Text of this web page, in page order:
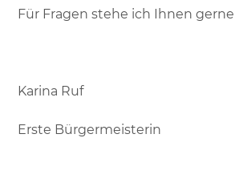
Für Fragen stehe ich Ihnen
Karina Ruf
Erste Bürgermeisterin